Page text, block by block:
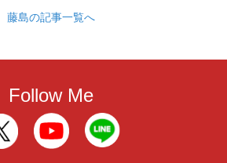
藤島の記事一覧へ
Follow Me